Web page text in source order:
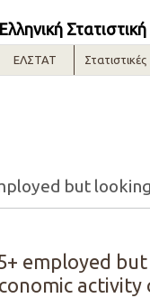
Ελληνική
ΕΛΣΤΑΤ Στατιστικές
employed